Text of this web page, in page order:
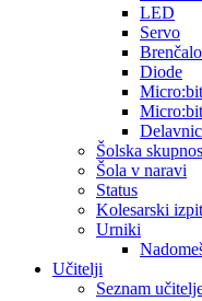
LED
Servo
Brenčalo
Diode
Šolska
Šola v naravi
Status
Kolesarski izpit
Urniki
Učitelji
Seznam